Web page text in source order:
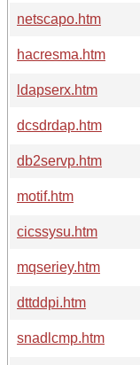
netscapo.htm
hacresma.htm
ldapserx.htm
dcsdrdap.htm
db2servp.htm
motif.htm
cicssysu.htm
mqseriey.htm
dttddpi.htm
snadlcmp.htm